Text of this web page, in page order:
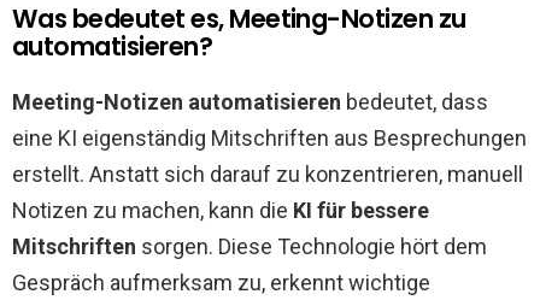
Was bedeutet es, Meeting-Notizen zu
automatisieren?
Meeting-Notizen automatisieren bedeutet, dass
eine KI eigenständig Mitschriften aus Besprechungen
erstellt. Anstatt sich darauf zu konzentrieren, manuell
Notizen zu machen, kann die KI für bessere
Mitschriften sorgen. Diese Technologie hört dem
Gespräch aufmerksam zu, erkennt wichtige